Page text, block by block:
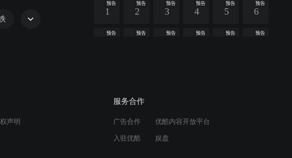
预告
1
预告
2
预告
3
预告
4
预告
5
预告
6
预告 预告 预告 预告 预告 预告
周边视频
声明
服务合作
广告合作 优酷内容开放平台
入驻优酷 娱盘